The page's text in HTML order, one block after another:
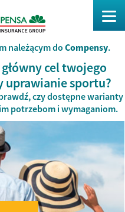
należącym do Compensy.
cel twojego
uprawianie sportu?
czy dostępne warianty
potrzebom i wymaganiom.